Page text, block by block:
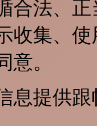
合法、
收集、
意。
息提供